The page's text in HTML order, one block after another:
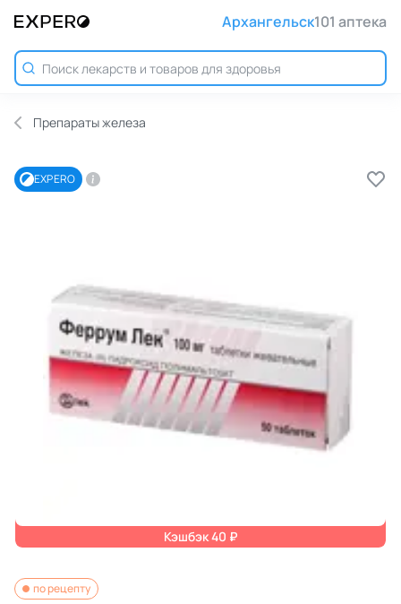
Архангельск101 аптека
Препараты железа
EXPERO
Кэшбэк 40 ₽
по рецепту